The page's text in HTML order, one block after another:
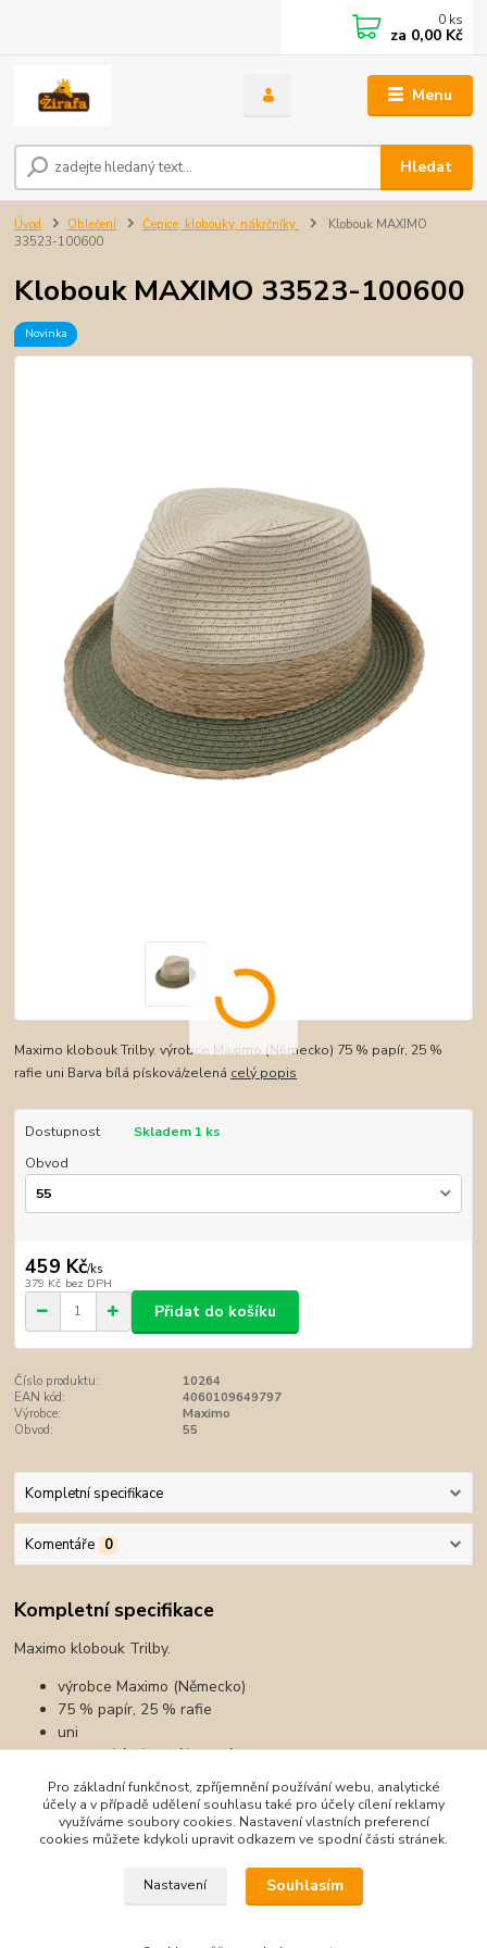
Menu
Hledat
0 ks
za 0,00 Kč
Úvod Oblečení Čepice, klobouky, nákrčníky
Klobouk MAXIMO
33523-100600
Klobouk MAXIMO 33523-100600
Novinka
Maximo klobouk Trilby. výrobce Maximo (Německo) 75 % papír, 25 %
rafie uni Barva bílá písková/zelená celý popis
Dostupnost
Skladem 1 ks
Obvod
459 Kč/ks
379 Kč bez DPH
Přidat do košíku
Číslo produktu:
10264
EAN kód:
4060109649797
Výrobce:
Maximo
Obvod:
55
Kompletní specifikace
Komentáře 0
Kompletní specifikace
Maximo klobouk Trilby.
výrobce Maximo (Německo)
75 % papír, 25 % rafie
uni
Barvabílá písková/zelená
Zboží zařazeno v kategoriích
Čepice, klobouky, nákrčníky
Pro základní funkčnost, zpříjemnění používání webu, analytické
účely a v případě udělení souhlasu také pro účely cílení reklamy
využíváme soubory cookies. Nastavení vlastních preferencí
cookies můžete kdykoli upravit odkazem ve spodní části stránek.
Nastavení Souhlasím